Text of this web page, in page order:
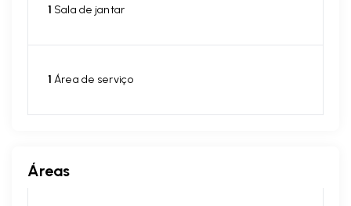
1 Sala de jantar
1 Área de serviço
Áreas